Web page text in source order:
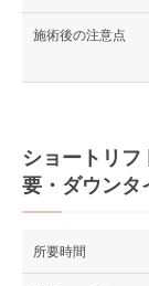
施術後の注意点
ショートリ
要・ダウンタ
所要時間